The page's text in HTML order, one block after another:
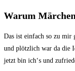
Warum
Das ist einfach so zu mir
und plötzlich war da die
jetzt bin ich‘s und